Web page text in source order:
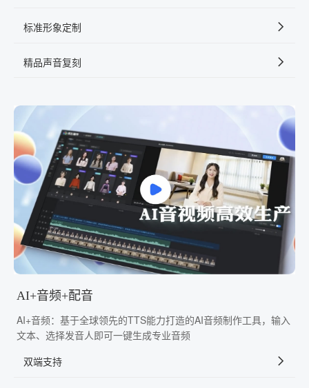
标准形象定制
精品声音复刻
AI+音频+配音
AI+音频：基于全球领先的TTS能力打造的AI音频制作工具，输入
文本、选择发音人即可一键生成专业音频
双端支持